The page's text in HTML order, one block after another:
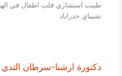
طبيب استشاري قلب اطفال في
تشيناي حدراباد
دكتورة ارشنا-سرطان الثدي